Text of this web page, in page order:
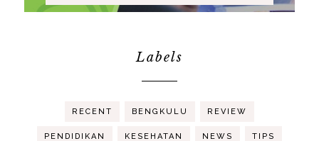
Labels
RECENT BENGKULU REVIEW
PENDIDIKAN KESEHATAN NEWS TIPS